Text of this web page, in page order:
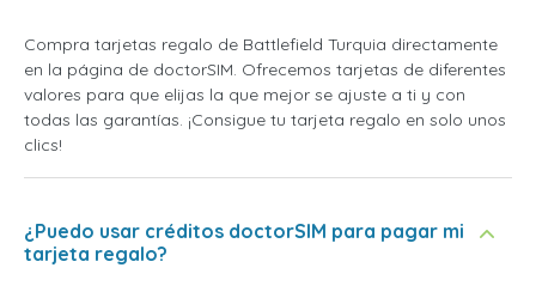
Compra tarjetas regalo de Battlefield Turquia directamente
en la página de doctorSIM. Ofrecemos tarjetas de diferentes
valores para que elijas la que mejor se ajuste a ti y con
todas las garantías. ¡Consigue tu tarjeta regalo en solo unos
clics!
¿Puedo usar créditos doctorSIM para pagar mi
tarjeta regalo?